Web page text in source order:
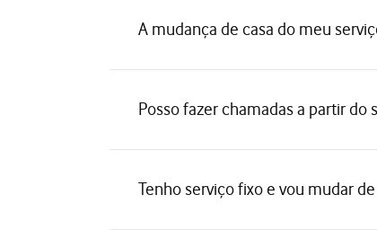
A mudança de casa do meu
Posso fazer chamadas a partir
Tenho serviço fixo e vou mudar